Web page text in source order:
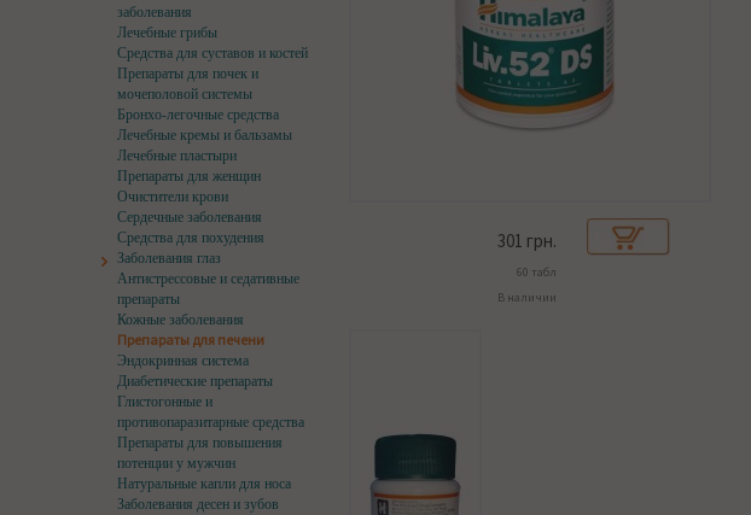
заболевания
Лечебные грибы
Средства для суставов и костей
Препараты для почек и
мочеполовой системы
Бронхо-легочные средства
Лечебные кремы и бальзамы
Лечебные пластыри
Препараты для женщин
Очистители крови
Сердечные заболевания
Средства для похудения
Заболевания глаз
Антистрессовые и седативные
препараты
Кожные заболевания
Препараты для печени
Эндокринная система
Диабетические препараты
Глистогонные и
противопаразитарные средства
Препараты для повышения
потенции у мужчин
Натуральные капли для носа
Заболевания десен и зубов
301 грн.
60 табл
В наличии